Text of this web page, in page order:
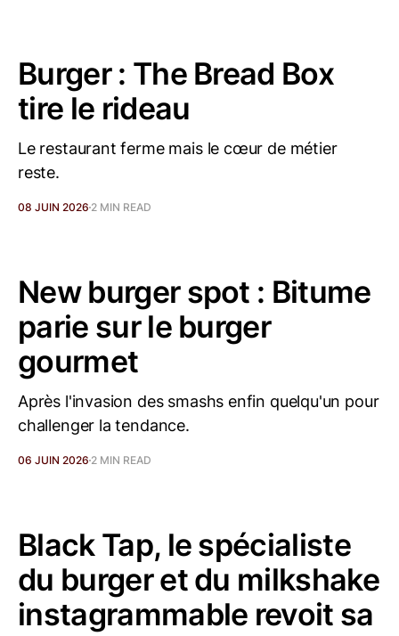
Burger : The Bread Box
tire le rideau
Le restaurant ferme mais le cœur de métier
reste.
08 JUIN 2026 2 MIN READ
New burger spot : Bitume
parie sur le burger
gourmet
Après l'invasion des smashs enfin quelqu'un pour
challenger la tendance.
06 JUIN 2026 2 MIN READ
Black Tap, le spécialiste
du burger et du milkshake
instagrammable revoit sa